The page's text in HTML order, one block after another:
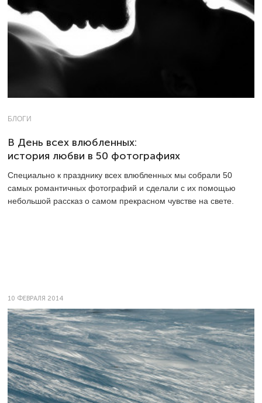
БЛОГИ
В День всех влюбленных:
история любви в 50 фотографиях
Специально к празднику всех влюбленных мы собрали 50
самых романтичных фотографий и сделали с их помощью
небольшой рассказ о самом прекрасном чувстве на свете.
10 ФЕВРАЛЯ 2014